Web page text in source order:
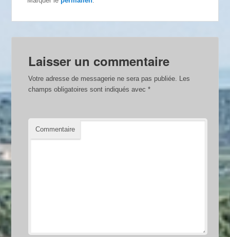
Laisser un commentaire
Votre adresse de messagerie ne sera pas publiée. Les
champs obligatoires sont indiqués avec*
Commentaire